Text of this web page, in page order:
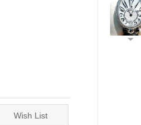
Wish List